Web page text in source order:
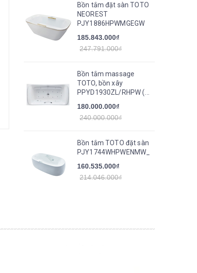
Bồn tắm đặt sàn TOTO
NEOREST
PJY1886HPWMGEGW
185.843.000₫
247.791.000₫
Bồn tắm massage
TOTO, bồn xây
PPYD1930ZL/RHPW (...
180.000.000₫
240.000.000₫
Bồn tắm TOTO đặt sàn
PJY1744WHPWENMW_TVBF412
160.535.000₫
214.046.000₫